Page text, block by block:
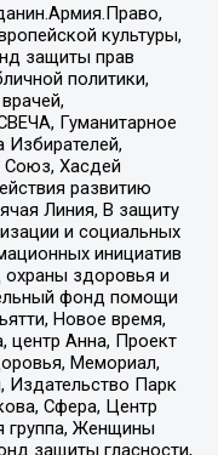
культуры,
защиты прав
политики,
Гуманитарное
Избирателей,
Союз, Хасдей
развитию
Линия, В защиту
и социальных
инициатив
охраны здоровья и
фонд помощи
Новое время,
центр Анна, Проект
Мемориал,
Парк
Сфера, Центр
группа, Женщины
защиты гласности,